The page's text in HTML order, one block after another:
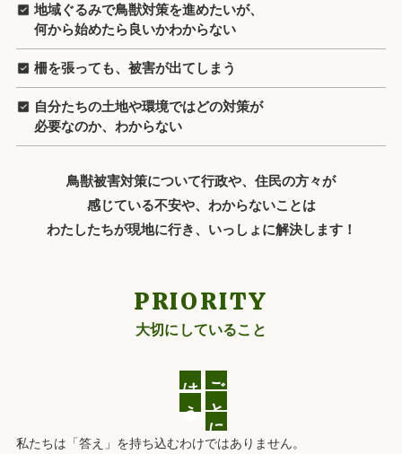
地域ぐるみで鳥獣対策を進めたいが、
何から始めたら良いかわからない
柵を張っても、被害が出てしまう
自分たちの土地や環境ではどの対策が
必要なのか、わからない
鳥獣被害対策について行政や、住民の方々が
感じている不安や、わからないことは
わたしたちが現地に行き、いっしょに解決します！
PRIORITY
大切にしていること
ご
と
に
は
う
私たちは「答え」を持ち込むわけではありません。